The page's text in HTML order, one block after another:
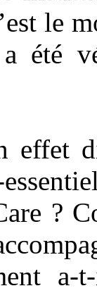
le
été
effet
?